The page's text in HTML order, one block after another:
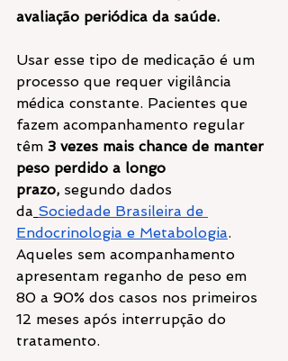
avaliação periódica da saúde.
Usar esse tipo de medicação é um
processo que requer vigilância
médica constante. Pacientes que
fazem acompanhamento regular
têm 3 vezes mais chance de manter
peso perdido a longo
prazo, segundo dados
da Sociedade Brasileira de
Endocrinologia e Metabologia.
Aqueles sem acompanhamento
apresentam reganho de peso em
80 a 90% dos casos nos primeiros
12 meses após interrupção do
tratamento.